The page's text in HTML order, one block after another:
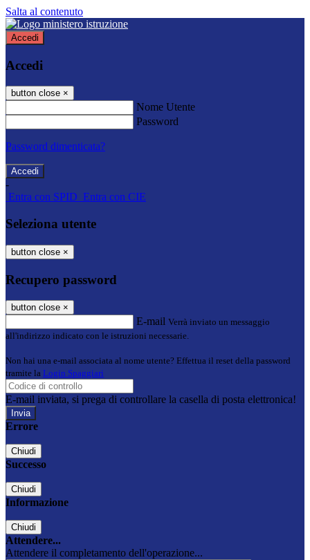
Salta al contenuto
Accedi
Accedi
button close ×
Nome Utente
Password
Password dimenticata?
-
Entra con SPID Entra con CIE
Seleziona utente
button close ×
Recupero password
button close ×
E-mail Verrà inviato un messaggio
all'indirizzo indicato con le istruzioni necessarie.
Non hai una e-mail associata al nome utente? Effettua il reset della password
tramite la Login Spaggiari
E-mail inviata, si prega di controllare la casella di posta elettronica!
Errore
Chiudi
Successo
Chiudi
Informazione
Chiudi
Attendere...
Attendere il completamento dell'operazione...